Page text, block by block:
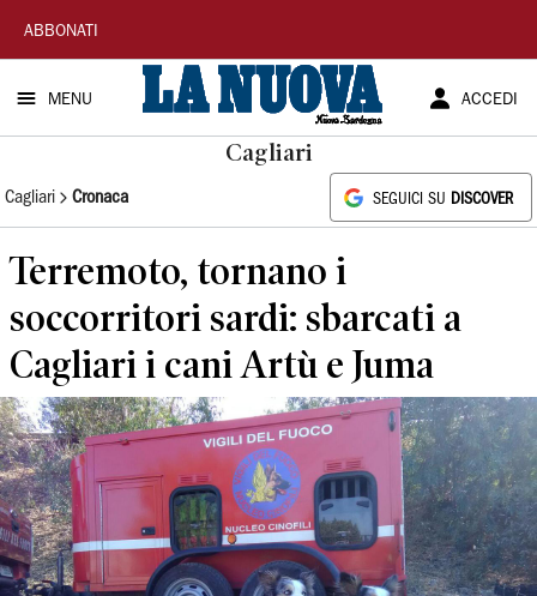
La
Nuova
Sardegna
ABBONATI
MENU ACCEDI
Cagliari
Cagliari Cronaca SEGUICI SU DISCOVER
Terremoto, tornano i
soccorritori sardi: sbarcati a
Cagliari i cani Artù e Juma